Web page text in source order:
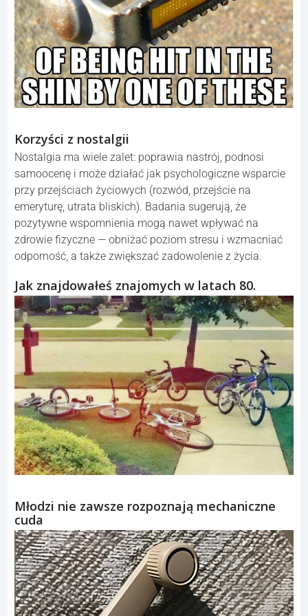
Korzyści z nostalgii
Nostalgia ma wiele zalet: poprawia nastrój, podnosi
samoocenę i może działać jak psychologiczne wsparcie
przy przejściach życiowych (rozwód, przejście na
emeryturę, utrata bliskich). Badania sugerują, że
pozytywne wspomnienia mogą nawet wpływać na
zdrowie fizyczne — obniżać poziom stresu i wzmacniać
odporność, a także zwiększać zadowolenie z życia.
Jak znajdowałeś znajomych w latach 80.
Młodzi nie zawsze rozpoznają mechaniczne
cuda